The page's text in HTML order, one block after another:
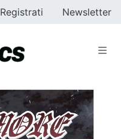
Registrati Newsletter